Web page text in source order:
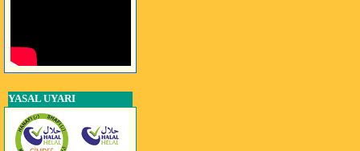
YASAL UYARI